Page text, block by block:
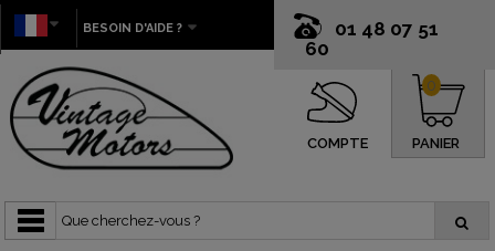
01 48 07 51
60
BESOIN D'AIDE ?
COMPTE PANIER
0